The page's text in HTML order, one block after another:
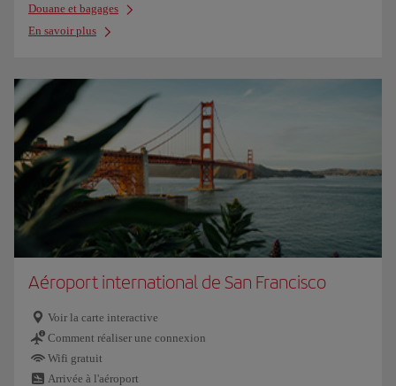
Douane et bagages
En savoir plus
Aéroport international de San Francisco
Voir la carte interactive
Comment réaliser une connexion
Wifi gratuit
Arrivée à l'aéroport